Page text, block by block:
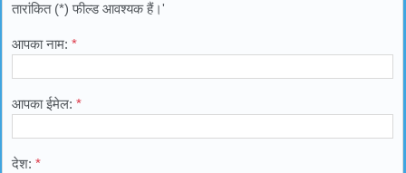
तारांकित (*) फील्ड आवश्यक हैं।'
आपका नाम: *
आपका ईमेल: *
देश: *